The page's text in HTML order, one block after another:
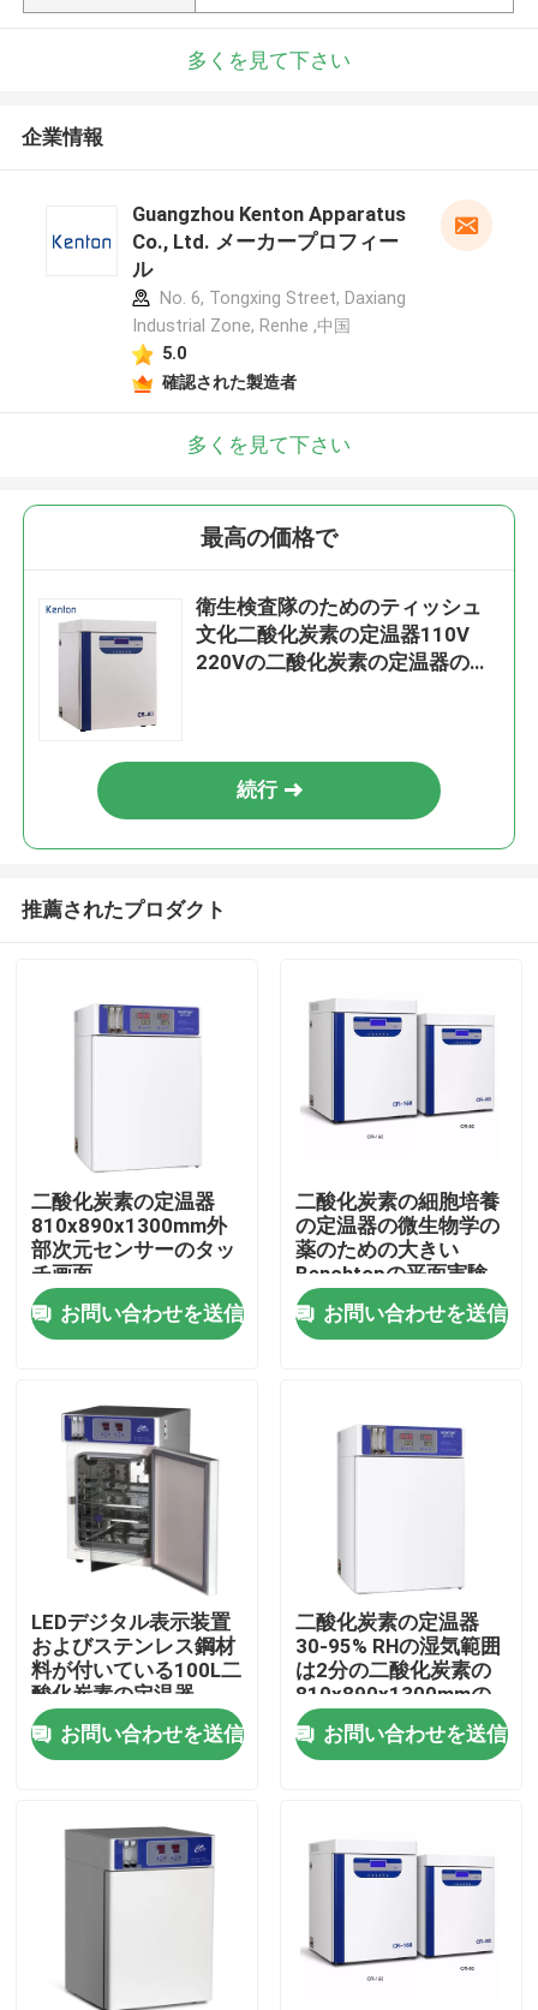
ホーム
接触
製品
実験室のより乾燥したオーブン
工業用乾燥オーブン
冷却の定温器
気候上部屋
多くを見て下さい
企業情報
Guangzhou Kenton Apparatus
Co., Ltd. メーカープロフィー
ル
No. 6, Tongxing Street, Daxiang
Industrial Zone, Renhe ,中国
5.0
確認された製造者
多くを見て下さい
最高の価格で
衛生検査隊のためのティッシュ
文化二酸化炭素の定温器110V
220Vの二酸化炭素の定温器のセ
続行
推薦されたプロダクト
二酸化炭素の定温器
810x890x1300mm外
部次元センサーのタッ
チ画面
お問い合わせを送信
二酸化炭素の細胞培養
の定温器の微生物学の
薬のための大きい
Benchtopの平面実験
装置
お問い合わせを送信
LEDデジタル表示装置
およびステンレス鋼材
料が付いている100L二
酸化炭素の定温器
お問い合わせを送信
二酸化炭素の定温器
30-95% RHの湿気範囲
は2分の二酸化炭素の
810x890x1300mmの
外部次元を回復時間
お問い合わせを送信